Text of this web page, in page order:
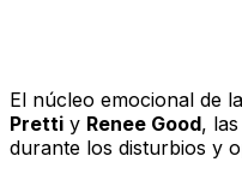
El núcleo emocional de
Pretti y Renee Good,
durante los disturbios y